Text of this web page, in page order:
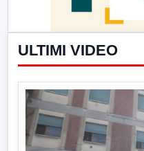
ULTIMI VIDEO